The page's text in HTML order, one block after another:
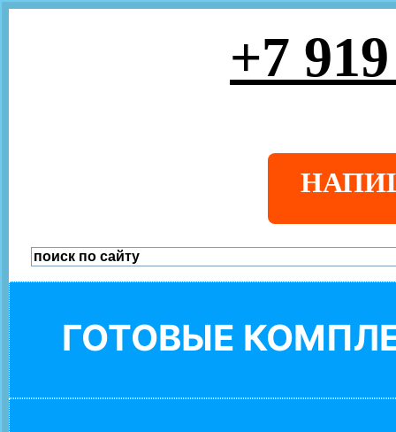
+7
ГОТОВЫЕ